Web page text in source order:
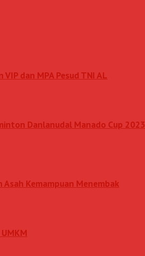
dan MPA Pesud TNI AL
Danlanudal Manado Cup 2023
Kemampuan Menembak